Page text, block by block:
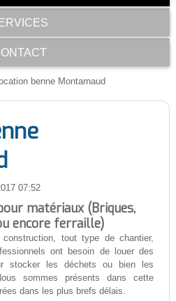
benne Montarnaud
07:52
matériaux (Briques,
encore ferraille)
tout type de chantier,
ont besoin de louer des
stocker les déchets ou bien les
sommes présents dans cette
dans les plus brefs délais.